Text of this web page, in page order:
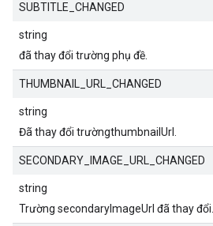
SUBTITLE_CHANGED
string
đã thay đổi trường phụ đề.
THUMBNAIL_URL_CHANGED
string
Đã thay đổi trườngthumbnailUrl.
SECONDARY_IMAGE_URL_CHANGED
string
Trường secondaryImageUrl đã thay đổi.